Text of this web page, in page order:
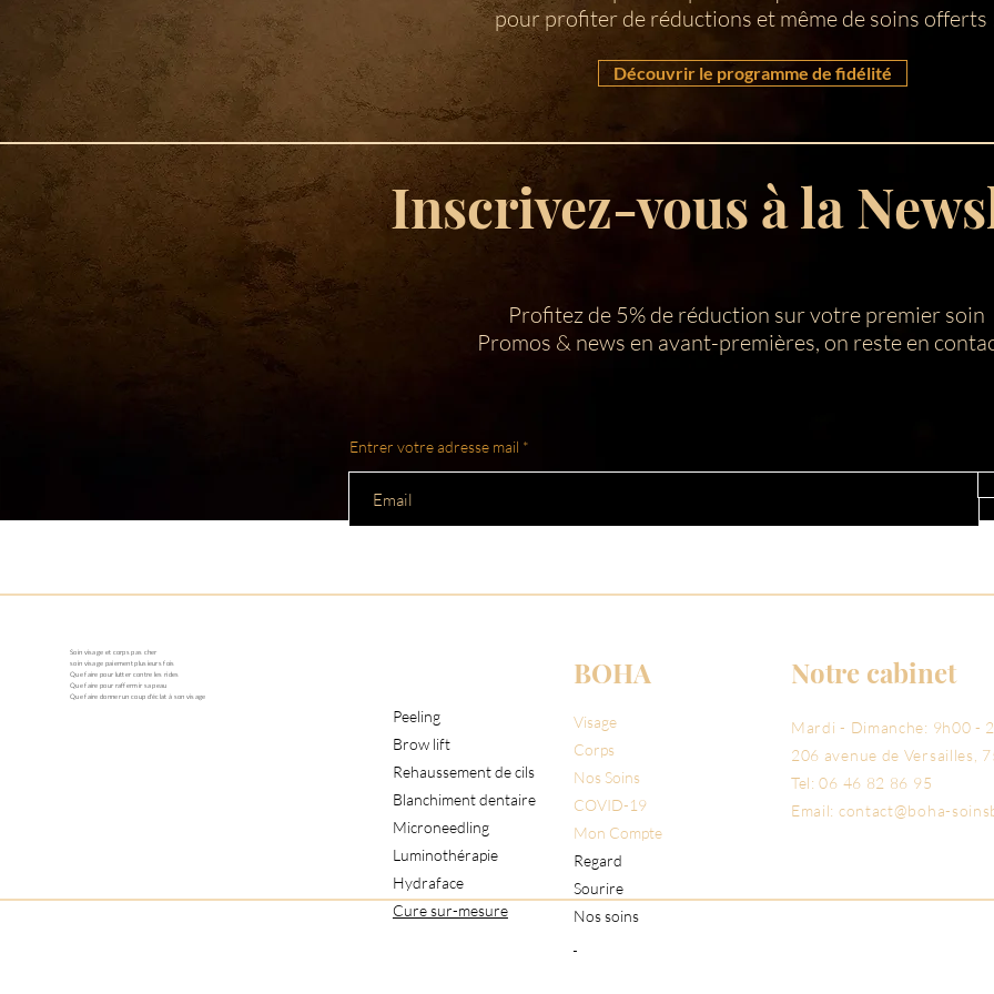
Profitez de 5% de réduction sur votre premier soin
Promos & news en avant-premières, on reste en
Entrer votre adresse mail
pour profiter de réductions et même de soins offerts
Inscrivez-vous à la
Découvrir le programme de fidélité
BOHA
Peeling
Brow lift
Rehaussement de cils
Blanchiment dentaire
Microneedling
Luminothérapie
Hydraface
Cure sur-mesure
Visage
Corps
Nos Soins
COVID-19
Mon Compte
Regard
Sourire
Nos soins
Notre cabinet
Mardi - Dimanche: 9h00 -
206 avenue de Versailles,
Tel: 06 46 82 86 95
Email: contact@boha-
Soin visage et corps pas cher
soin visage paiement plusieurs fois
Que faire pour lutter contre les rides
Que faire pour raffermir sa peau
Que faire donner un coup d'éclat à son visage